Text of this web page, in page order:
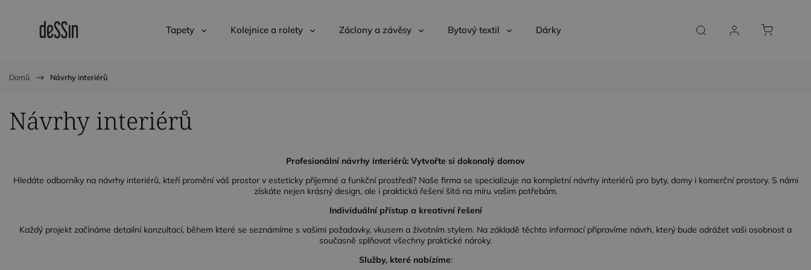
Tapety Kolejnice a rolety Záclony a závěsy Bytový textil Dárky a poukazy SLUŽBY NA MÍRU KONTAKT
Domů / Návrhy interiérů
Návrhy interiérů
Profesionální návrhy interiérů: Vytvořte si dokonalý domov
Hledáte odborníky na návrhy interiérů, kteří promění váš prostor v esteticky příjemné a funkční prostředí? Naše firma se specializuje na kompletní návrhy interiérů pro byty, domy i komerční prostory. S námi
získáte nejen krásný design, ale i praktická řešení šitá na míru vašim potřebám.
Individuální přístup a kreativní řešení
Každý projekt začínáme detailní konzultací, během které se seznámíme s vašimi požadavky, vkusem a životním stylem. Na základě těchto informací připravíme návrh, který bude odrážet vaši osobnost a
současně splňovat všechny praktické nároky.
Služby, které nabízíme: